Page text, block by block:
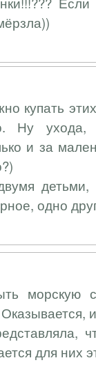
купать
Ну ухода,
и за
одно
морскую
для них